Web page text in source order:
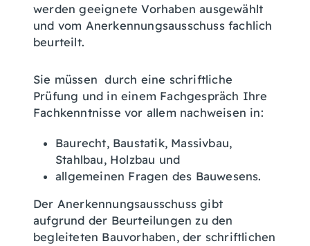
werden geeignete Vorhaben ausgewählt
und vom Anerkennungsausschuss fachlich
beurteilt.
Sie müssen durch eine schriftliche
Prüfung und in einem Fachgespräch Ihre
Fachkenntnisse vor allem nachweisen in:
Baurecht, Baustatik, Massivbau,
Stahlbau, Holzbau und
allgemeinen Fragen des Bauwesens.
Der Anerkennungsausschuss gibt
aufgrund der Beurteilungen zu den
begleiteten Bauvorhaben, der schriftlichen